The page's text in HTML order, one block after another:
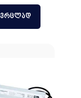
ᲕᲠᲪᲚᲐᲓ